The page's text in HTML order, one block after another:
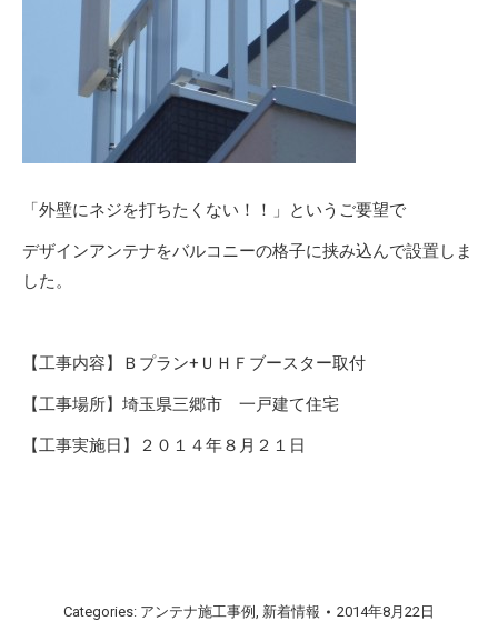
「外壁にネジを打ちたくない！！」というご要望で
デザインアンテナをバルコニーの格子に挟み込んで設置しま
した。
【工事内容】Ｂプラン+ＵＨＦブースター取付
【工事場所】埼玉県三郷市 一戸建て住宅
【工事実施日】２０１４年８月２１日
Categories: アンテナ施工事例 , 新着情報 2014年8月22日